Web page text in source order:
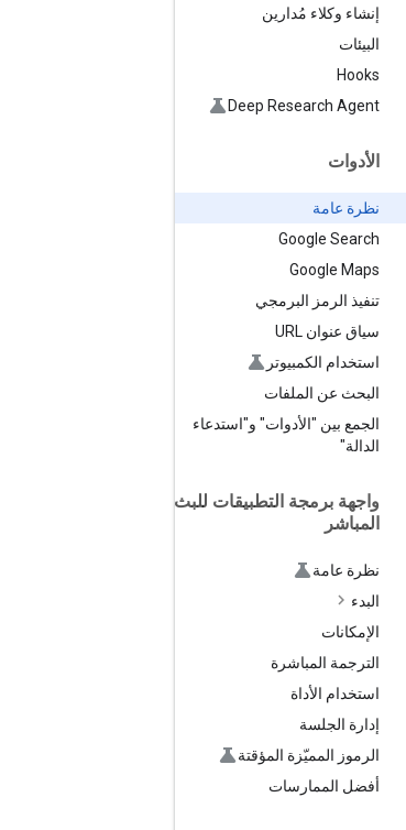
إنشاء وكلاء مُدارين
البيئات
Hooks
Deep Research Agent
الأدوات
نظرة عامة
Google Search
Google Maps
تنفيذ الرمز البرمجي
سياق عنوان URL
استخدام الكمبيوتر
البحث عن الملفات
الجمع بين "الأدوات" و"استدعاء
الدالة"
واجهة برمجة التطبيقات للبث
المباشر
نظرة عامة
البدء
الإمكانات
الترجمة المباشرة
استخدام الأداة
إدارة الجلسة
الرموز المميّزة المؤقتة
أفضل الممارسات